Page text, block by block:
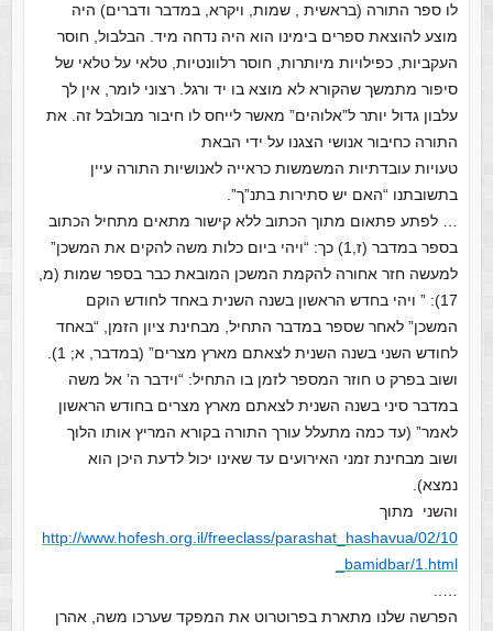
לו ספר התורה (בראשית , שמות, ויקרא, במדבר ודברים) היה
מוצע להוצאת ספרים בימינו הוא היה נדחה מיד. הבלבול, חוסר
העקביות, כפילויות מיותרות, חוסר רלוונטיות, טלאי על טלאי של
סיפור מתמשך שהקורא לא מוצא בו יד ורגל. רצוני לומר, אין לך
עלבון גדול יותר ל”אלוהים” מאשר לייחס לו חיבור מבולבל זה. את
התורה כחיבור אנושי הצגנו על ידי הבאת
טעויות עובדתיות המשמשות כראייה לאנושיות התורה עיין
בתשובתנו “האם יש סתירות בתנ”ך”.
… לפתע פתאום מתוך הכתוב ללא קישור מתאים מתחיל הכתוב
בספר במדבר (ז,1) כך: “ויהי ביום כלות משה להקים את המשכן”
למעשה חזר אחורה להקמת המשכן המובאת כבר בספר שמות (מ,
17): ” ויהי בחדש הראשון בשנה השנית באחד לחודש הוקם
המשכן” לאחר שספר במדבר התחיל, מבחינת ציון הזמן, “באחד
לחודש השני בשנה השנית לצאתם מארץ מצרים” (במדבר, א; 1).
ושוב בפרק ט חוזר המספר לזמן בו התחיל: “וידבר ה’ אל משה
במדבר סיני בשנה השנית לצאתם מארץ מצרים בחודש הראשון
לאמר” (עד כמה מתעלל עורך התורה בקורא המריץ אותו הלוך
ושוב מבחינת זמני האירועים עד שאינו יכול לדעת היכן הוא
נמצא).
והשני מתוך
http://www.hofesh.org.il/freeclass/parashat_hashavua/02/10
_bamidbar/1.html
הפרשה שלנו מתארת בפרוטרוט את המפקד שערכו משה, אהרן